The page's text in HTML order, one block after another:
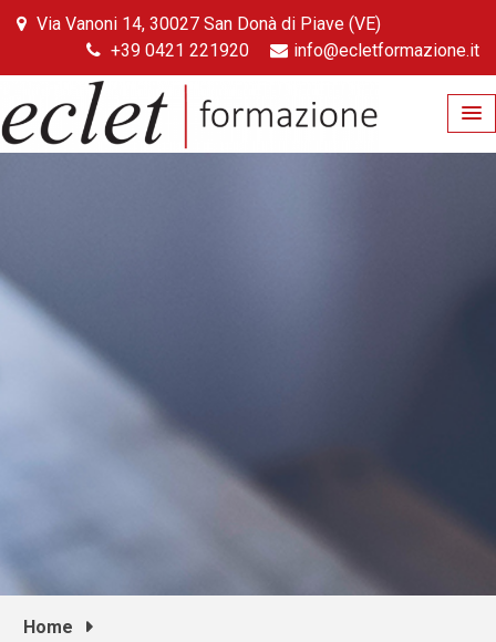
Skip
Via Vanoni 14, 30027 San Donà di Piave (VE)
+39 0421 221920
info@ecletformazione.it
Home